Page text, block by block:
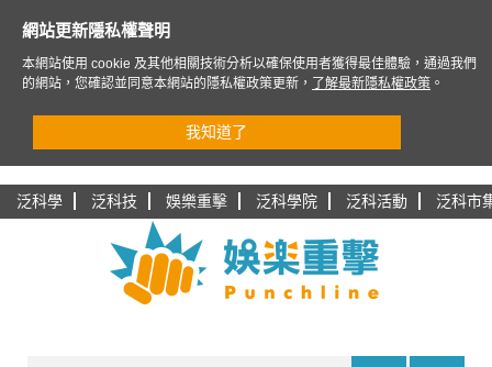
泛科學 泛科技 娛樂重擊 泛科學院 泛科活動 泛科市
網站更新隱私權聲明
本網站使用 cookie 及其他相關技術分析以確保使用者獲得最佳體驗，通過我們
的網站，您確認並同意本網站的隱私權政策更新，
了解最新隱私權政策 。
我知道了